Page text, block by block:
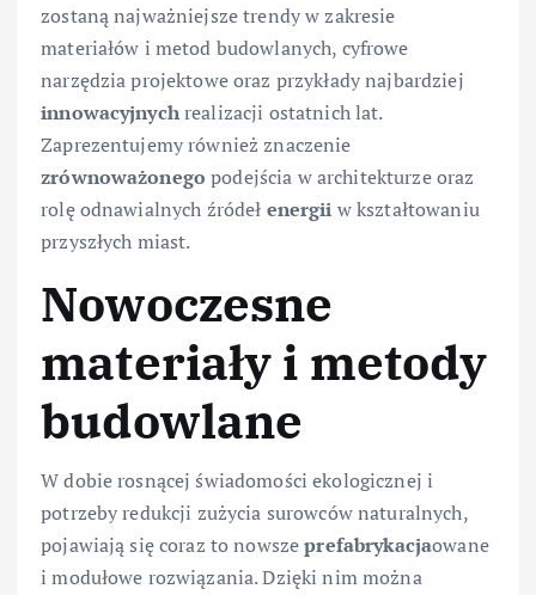
zostaną najważniejsze trendy w zakresie
materiałów i metod budowlanych, cyfrowe
narzędzia projektowe oraz przykłady najbardziej
innowacyjnychrealizacji ostatnich lat.
Zaprezentujemy również znaczenie
zrównoważonego podejścia w architekturze oraz
rolę odnawialnych źródeł energii w kształtowaniu
przyszłych miast.
Nowoczesne
materiały i metody
budowlane
W dobie rosnącej świadomości ekologicznej i
potrzeby redukcji zużycia surowców naturalnych,
pojawiają się coraz to nowszeprefabrykacjaowane
i modułowe rozwiązania. Dzięki nim można